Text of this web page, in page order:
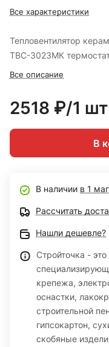
Все характеристики
Тепловентилятор
ТВС-3023МК
Все описание
2518 ₽/1 шт
В
В наличии в 1
Рассчитать
Нашли дешевле?
Стройточка -
крепежа,
оснастки,
строительной
гипсокартон,
скобяные